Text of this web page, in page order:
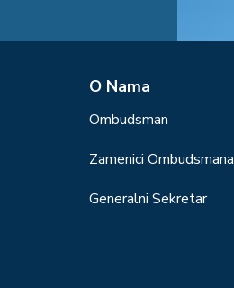
О Nama
Ombudsman
Zamenici Ombudsmana
Generalni Sekretar